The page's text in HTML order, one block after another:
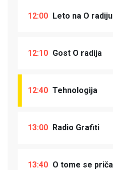
12:00 Leto na O radiju
12:10 Gost O radija
12:40 Tehnologija
13:00 Radio Grafiti
13:40 O tome se priča